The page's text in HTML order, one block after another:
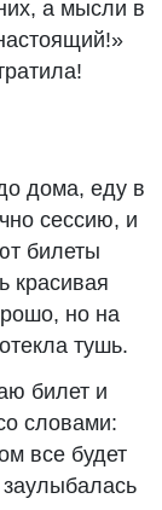
а мысли в
дома, еду в
сессию, и
билеты
красивая
но на
тушь.
билет и
словами:
все будет